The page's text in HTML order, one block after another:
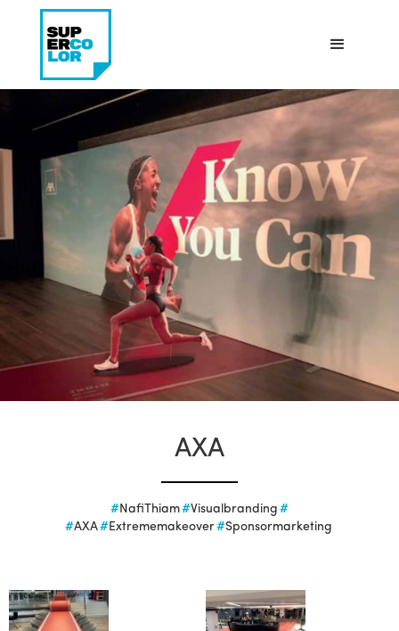
AXA
#NafiThiam#Visualbranding #
#AXA#Extrememakeover#Sponsormarketing